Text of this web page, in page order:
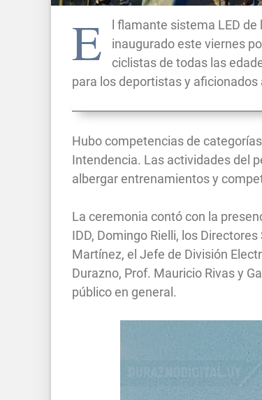
E
l flamante sistema LED
inaugurado este viernes
ciclistas de todas las
para los deportistas y aficionados
Hubo competencias de
Intendencia. Las actividades del
albergar entrenamientos y
La ceremonia contó con la
IDD, Domingo Rielli, los
Martínez, el Jefe de División
Durazno, Prof. Mauricio Rivas y
público en general.